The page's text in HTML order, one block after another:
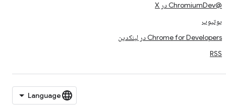
@ChromiumDev در X
یوتیوب
Chrome for Developers در لینکدین
RSS